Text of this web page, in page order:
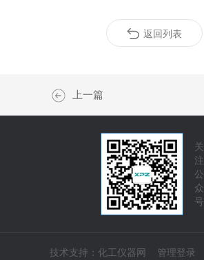
返回列表
上一篇
关
注
公
众
号
技术支持： 化工仪器网 管理登录